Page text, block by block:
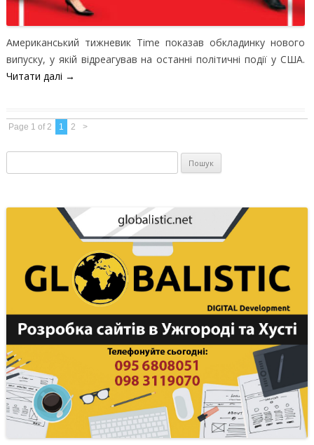
Американський тижневик Time показав обкладинку нового
випуску, у якій відреагував на останні політичні події у США.
Читати далі →
Page 1 of 2 1 2 >